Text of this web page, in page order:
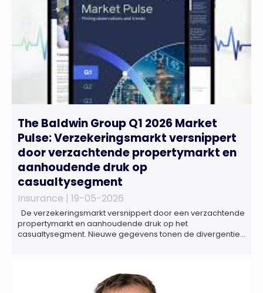
The Baldwin Group Q1 2026 Market
Pulse: Verzekeringsmarkt versnippert
door verzachtende propertymarkt en
aanhoudende druk op
casualtysegment
Insurance | 19-05-2026
De verzekeringsmarkt versnippert door een verzachtende
propertymarkt en aanhoudende druk op het
casualtysegment. Nieuwe gegevens tonen de divergentie
het Market Pulse Report voor het eerste kwartaal van 2026
De bedrijfsmatige […]